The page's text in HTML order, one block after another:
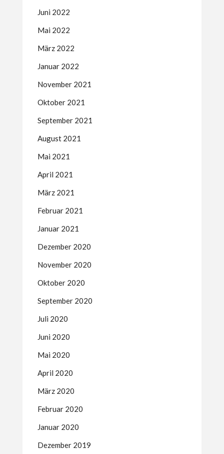
Juni 2022
Mai 2022
März 2022
Januar 2022
November 2021
Oktober 2021
September 2021
August 2021
Mai 2021
April 2021
März 2021
Februar 2021
Januar 2021
Dezember 2020
November 2020
Oktober 2020
September 2020
Juli 2020
Juni 2020
Mai 2020
April 2020
März 2020
Februar 2020
Januar 2020
Dezember 2019